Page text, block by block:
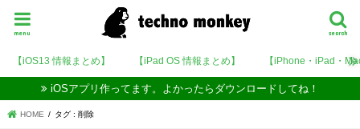
search
menu
【iOS13 情報まとめ】 【iPad OS 情報まとめ】 【iPhone・iPad・
iOSアプリ作ってます。よかったらダウンロードしてね！
HOME タグ : 削除